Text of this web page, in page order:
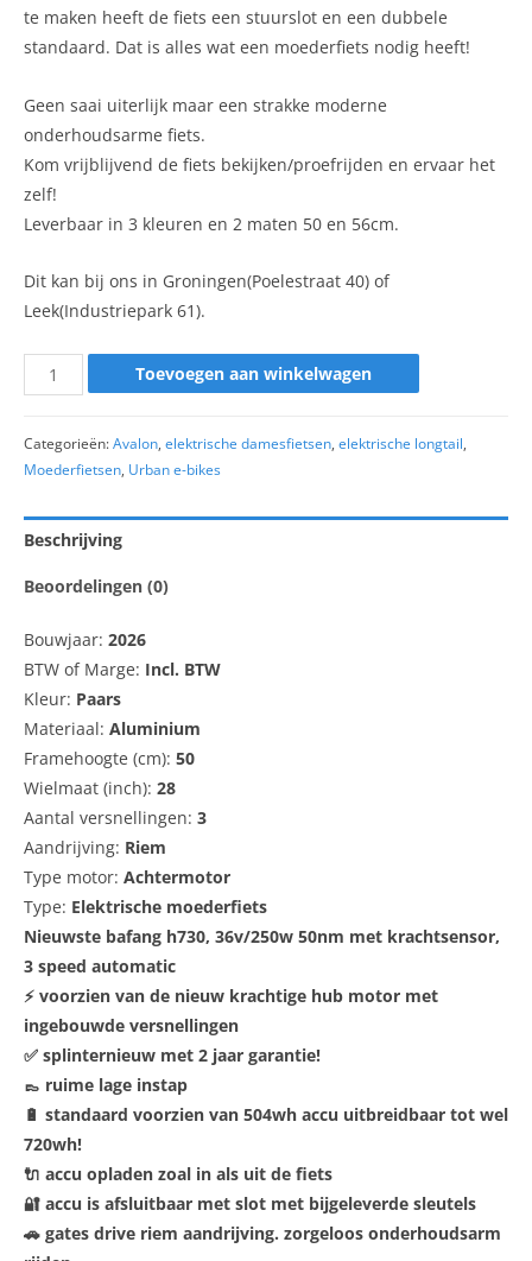
te maken heeft de fiets een stuurslot en een dubbele
standaard. Dat is alles wat een moederfiets nodig heeft!
Geen saai uiterlijk maar een strakke moderne
onderhoudsarme fiets.
Kom vrijblijvend de fiets bekijken/proefrijden en ervaar het
zelf!
Leverbaar in 3 kleuren en 2 maten 50 en 56cm.
Dit kan bij ons in Groningen(Poelestraat 40) of
Leek(Industriepark 61).
Toevoegen aan winkelwagen
Categorieën:Avalon, elektrische damesfietsen, elektrische longtail,
Moederfietsen, Urban e-bikes
Beschrijving
Beoordelingen (0)
Bouwjaar: 2026
BTW of Marge: Incl. BTW
Kleur: Paars
Materiaal: Aluminium
Framehoogte (cm): 50
Wielmaat (inch): 28
Aantal versnellingen: 3
Aandrijving: Riem
Type motor: Achtermotor
Type: Elektrische moederfiets
Nieuwste bafang h730, 36v/250w 50nm met krachtsensor,
3 speed automatic
⚡ voorzien van de nieuw krachtige hub motor met
ingebouwde versnellingen
✅ splinternieuw met 2 jaar garantie!
👞 ruime lage instap
🔋 standaard voorzien van 504wh accu uitbreidbaar tot wel
720wh!
🔌 accu opladen zoal in als uit de fiets
🔐 accu is afsluitbaar met slot met bijgeleverde sleutels
🚗 gates drive riem aandrijving. zorgeloos onderhoudsarm